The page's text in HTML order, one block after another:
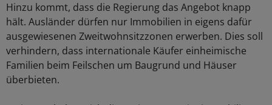
Hinzu kommt, dass die Regierung das Angebot knapp
hält. Ausländer dürfen nur Immobilien in eigens dafür
ausgewiesenen Zweitwohnsitzzonen erwerben. Dies soll
verhindern, dass internationale Käufer einheimische
Familien beim Feilschen um Baugrund und Häuser
überbieten.